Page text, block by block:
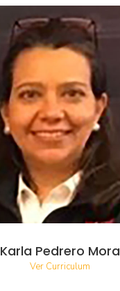
Karla Pedrero Mora
Ver Curriculum